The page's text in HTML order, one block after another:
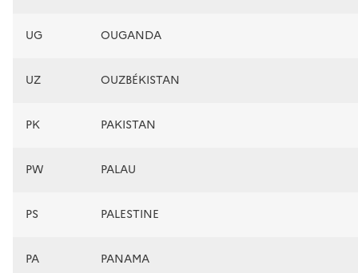
UG OUGANDA
UZ OUZBÉKISTAN
PK PAKISTAN
PW PALAU
PS PALESTINE
PA PANAMA